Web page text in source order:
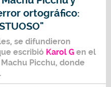
ortográfico:
se difundieron
escribió Karol G en el
Picchu, donde